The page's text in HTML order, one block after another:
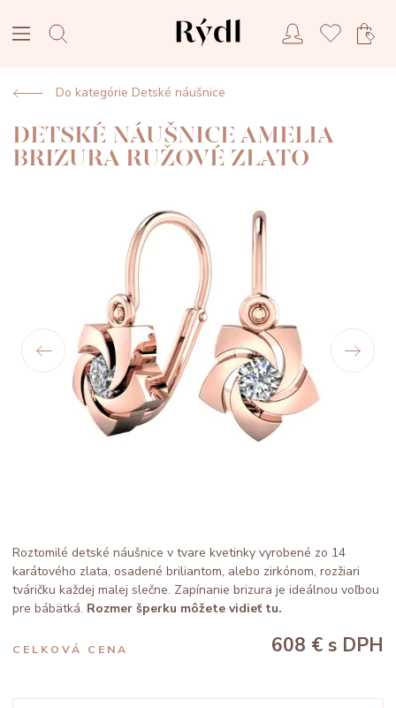
Do kategórie Detské náušnice
DETSKÉ NÁUŠNICE AMELIA
BRIZURA RUŽOVÉ ZLATO
Roztomilé detské náušnice v tvare kvetinky vyrobené zo 14
karátového zlata, osadené briliantom, alebo zirkónom, rozžiari
tváričku každej malej slečne. Zapínanie brizura je ideálnou voľbou
pre bábätká. Rozmer šperku môžete vidieť tu.
CELKOVÁ CENA 608 € s DPH